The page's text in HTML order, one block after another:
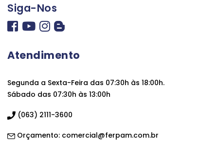
Siga-Nos
Atendimento
Segunda a Sexta-Feira das 07:30h às 18:00h.
Sábado das 07:30h às 13:00h
(063) 2111-3600
Orçamento: comercial@ferpam.com.br